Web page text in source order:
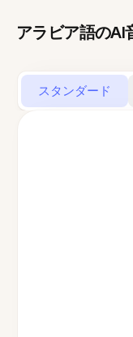
アラビア語のAI
スタンダード